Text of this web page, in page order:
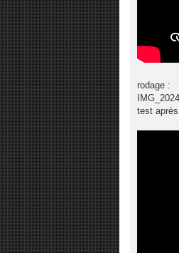
rodage :
test